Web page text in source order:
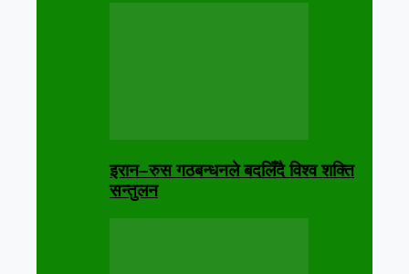
इरान–रुस गठबन्धनले बदलिँदै विश्व शक्ति
सन्तुलन